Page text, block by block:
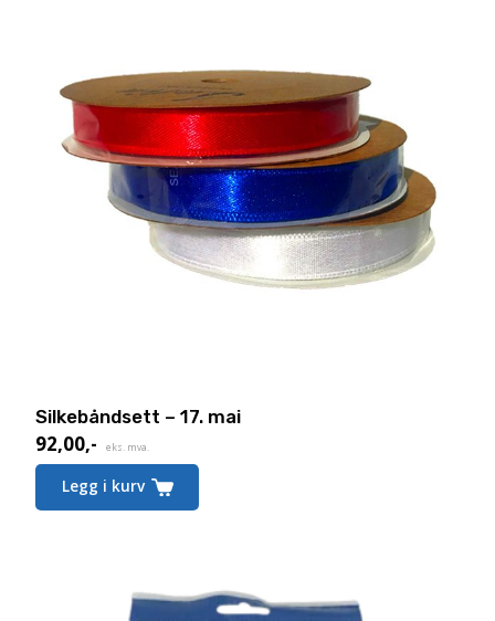
Silkebåndsett – 17. mai
92,00,- eks. mva.
Legg i kurv